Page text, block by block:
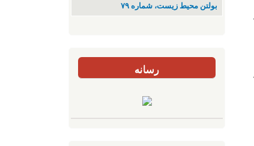
بولتن محیط زیست، شماره ۷۹
رسانه